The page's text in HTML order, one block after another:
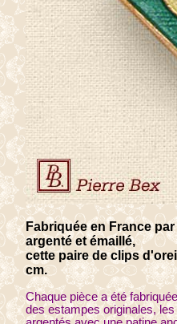
Fabriquée en France
argenté et émaillé,
cette paire de clips
cm.
Chaque pièce a été
des estampes originales,